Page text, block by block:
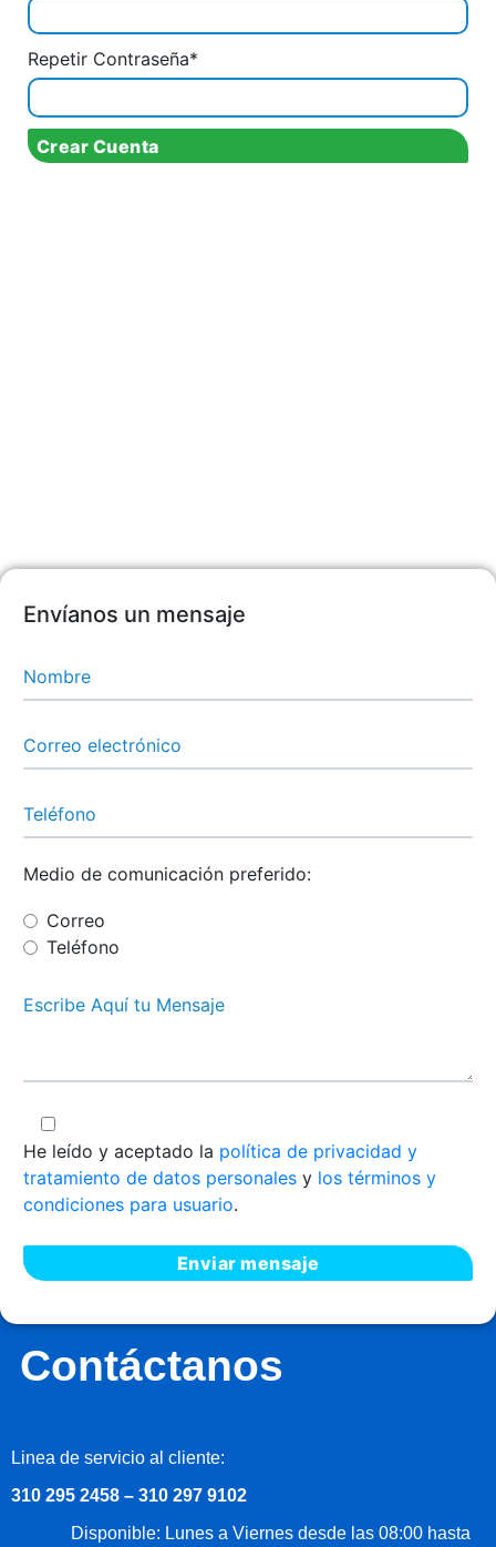
Repetir Contraseña*
Crear Cuenta
Envíanos un mensaje
Medio de comunicación preferido:
Correo
Teléfono
He leído y aceptado la política de privacidad y
tratamiento de datos personales y los términos y
condiciones para usuario.
Contáctanos
Linea de servicio al cliente:
310 295 2458 – 310 297 9102
Disponible: Lunes a Viernes desde las 08:00 hasta